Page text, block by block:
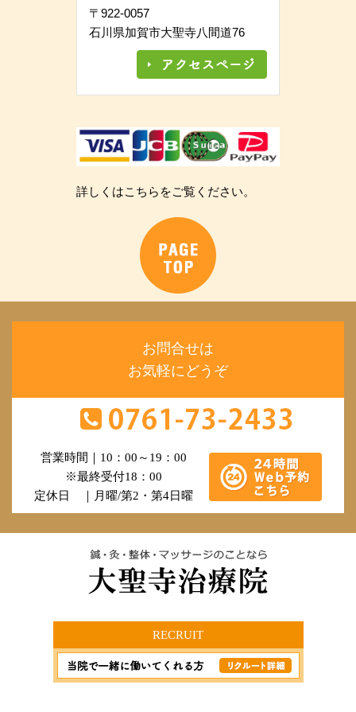
〒922-0057
石川県加賀市大聖寺八間道76
詳しくはこちらをご覧ください。
お問合せは
お気軽にどうぞ
営業時間｜10：00～19：00
※最終受付18：00
定休日 ｜月曜/第2・第4日曜
RECRUIT